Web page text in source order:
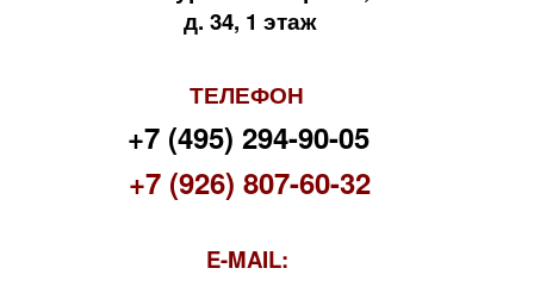
д. 34, 1 этаж
ТЕЛЕФОН
+7 (495) 294-90-05
+7 (926) 807-60-32
E-MAIL: